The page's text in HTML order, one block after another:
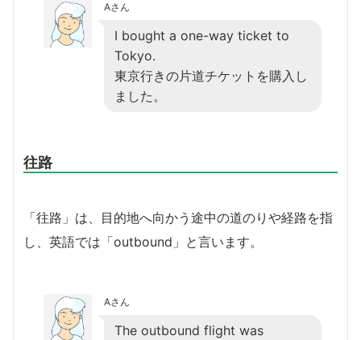
Aさん
I bought a one-way ticket to
Tokyo.
東京行きの片道チケットを購入し
ました。
往路
「往路」は、目的地へ向かう途中の道のりや経路を指
し、英語では「outbound」と言います。
Aさん
The outbound flight was